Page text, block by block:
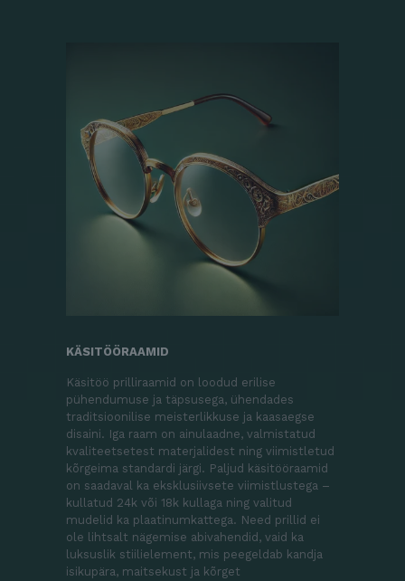
KÄSITÖÖRAAMID
Käsitöö prilliraamid on loodud erilise
pühendumuse ja täpsusega, ühendades
traditsioonilise meisterlikkuse ja kaasaegse
disaini. Iga raam on ainulaadne, valmistatud
kvaliteetsetest materjalidest ning viimistletud
kõrgeima standardi järgi. Paljud käsitööraamid
on saadaval ka eksklusiivsete viimistlustega –
kullatud 24k või 18k kullaga ning valitud
mudelid ka plaatinumkattega. Need prillid ei
ole lihtsalt nägemise abivahendid, vaid ka
luksuslik stiilielement, mis peegeldab kandja
isikupära, maitsekust ja kõrget